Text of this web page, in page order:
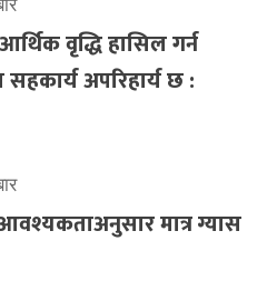
वृद्धि हासिल गर्न
अपरिहार्य छ :
मात्र ग्यास